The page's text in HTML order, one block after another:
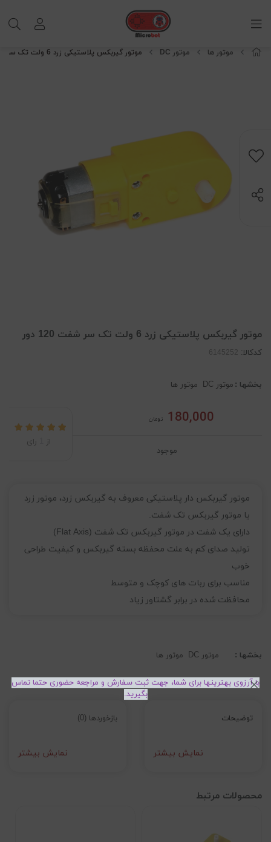
موتور ها موتور DC موتور گیربکس پلاستیکی زرد 6 ولت تک سر شفت 120 دور
موتور گیربکس پلاستیکی زرد 6 ولت تک سر شفت 120 دور
کدکالا:
بخشها : موتور DC موتور ها
180,000 تومان
موجود
از رای
موتور گیربکس دار پلاستیکی معروف به گیربکس زرد، موتور زرد
یا موتور گیربکس تک شفت.
دارای یک شفت در موتور گیربکس تک شفت (Flat Axis)
تولید صدای کم به علت محفظه بسته گیربکس و کیفیت طراحی
خوب
مناسب برای ربات های کوچک و متوسط
محافظت شده در برابر گشتاور زیاد
بخشها : موتور DC موتور ها
توضیحات
نمایش بیشتر
بازخوردها (0)
نمایش بیشتر
محصولات مرتبط
با آرزوی بهترینها برای شما، جهت ثبت سفارش و مراجعه حضوری حتما تماس
بگیرید.